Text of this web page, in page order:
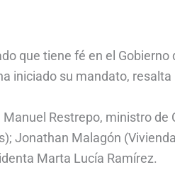
que tiene fé en el
iniciado su mandato, resalta
Restrepo, ministro de
Jonathan Malagón
Marta Lucía Ramírez.